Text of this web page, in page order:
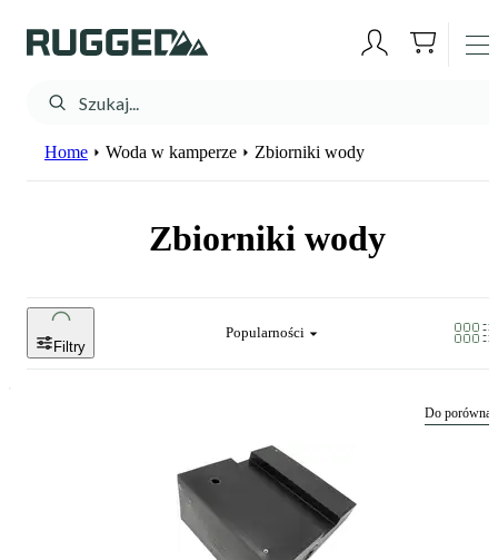
Home Woda w kamperze Zbiorniki wody
Zbiorniki wody
Filtry
Popularności
Do